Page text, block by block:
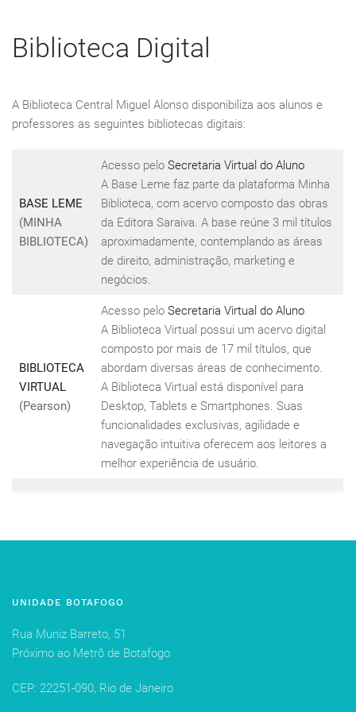
Biblioteca Digital
A Biblioteca Central Miguel Alonso disponibiliza aos alunos e
professores as seguintes bibliotecas digitais:
BASE LEME
(MINHA
BIBLIOTECA)
Acesso pelo Secretaria Virtual do Aluno
A Base Leme faz parte da plataforma Minha
Biblioteca, com acervo composto das obras
da Editora Saraiva. A base reúne 3 mil títulos
aproximadamente, contemplando as áreas
de direito, administração, marketing e
negócios.
BIBLIOTECA
VIRTUAL
(Pearson)
Acesso pelo Secretaria Virtual do Aluno
A Biblioteca Virtual possui um acervo digital
composto por mais de 17 mil títulos, que
abordam diversas áreas de conhecimento.
A Biblioteca Virtual está disponível para
Desktop, Tablets e Smartphones. Suas
funcionalidades exclusivas, agilidade e
navegação intuitiva oferecem aos leitores a
melhor experiência de usuário.
UNIDADE BOTAFOGO
Rua Muniz Barreto, 51
Próximo ao Metrô de Botafogo
CEP: 22251-090, Rio de Janeiro